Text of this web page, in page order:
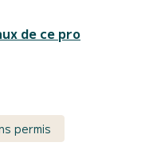
de ce pro
permis